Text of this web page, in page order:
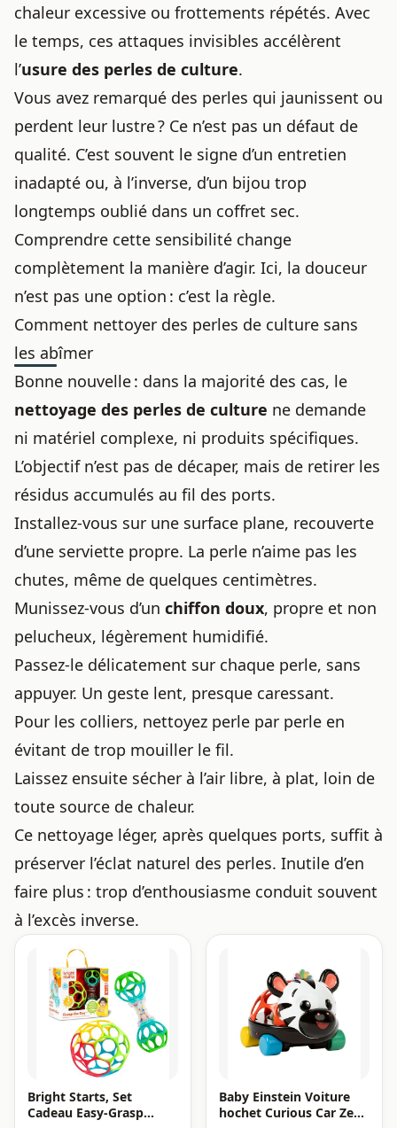
chaleur excessive ou frottements répétés. Avec
le temps, ces attaques invisibles accélèrent
l’usure des perles de culture.
Vous avez remarqué des perles qui jaunissent ou
perdent leur lustre ? Ce n’est pas un défaut de
qualité. C’est souvent le signe d’un entretien
inadapté ou, à l’inverse, d’un bijou trop
longtemps oublié dans un coffret sec.
Comprendre cette sensibilité change
complètement la manière d’agir. Ici, la douceur
n’est pas une option : c’est la règle.
Comment nettoyer des perles de culture sans
les abîmer
Bonne nouvelle : dans la majorité des cas, le
nettoyage des perles de culture ne demande
ni matériel complexe, ni produits spécifiques.
L’objectif n’est pas de décaper, mais de retirer les
résidus accumulés au fil des ports.
Installez-vous sur une surface plane, recouverte
d’une serviette propre. La perle n’aime pas les
chutes, même de quelques centimètres.
Munissez-vous d’un chiffon doux, propre et non
pelucheux, légèrement humidifié.
Passez-le délicatement sur chaque perle, sans
appuyer. Un geste lent, presque caressant.
Pour les colliers, nettoyez perle par perle en
évitant de trop mouiller le fil.
Laissez ensuite sécher à l’air libre, à plat, loin de
toute source de chaleur.
Ce nettoyage léger, après quelques ports, suffit à
préserver l’éclat naturel des perles. Inutile d’en
faire plus : trop d’enthousiasme conduit souvent
à l’excès inverse.
Bright Starts, Set
Cadeau Easy-Grasp
Baby Einstein Voiture
hochet Curious Car Zen